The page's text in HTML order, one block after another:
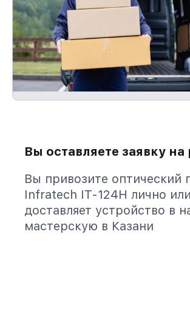
Вы оставляете заявку
Вы привозите оптический
Infratech IT-124Н лично
доставляет устройство в
мастерскую в Казани